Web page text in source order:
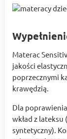
Materac
jakości
poprzecznymi
krawędzią.
Dla
wkład z lateksu
syntetyczny).